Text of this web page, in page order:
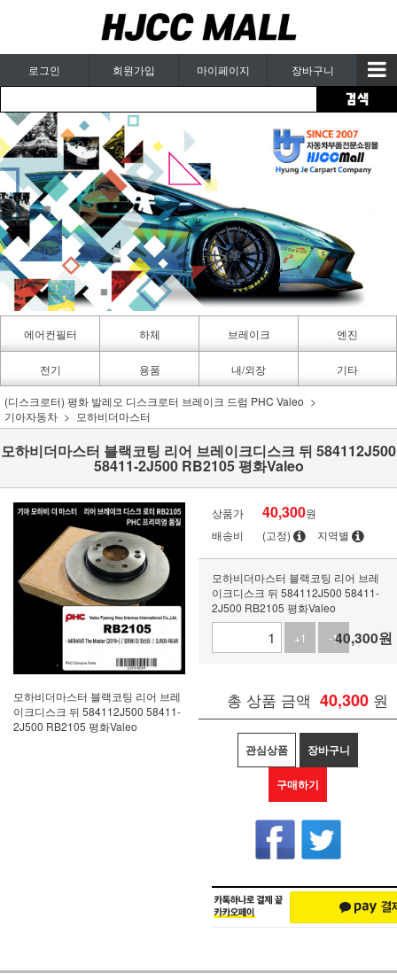
로그인 회원가입 마이페이지 장바구니
에어컨필터
카페인트
하체 브레이크 엔진
전기 용품 내/외장 기타
(디스크로터) 평화 발레오 디스크로터 브레이크 드럼 PHC Valeo
기아자동차
모하비더마스터
모하비더마스터 블랙코팅 리어 브레이크디스크 뒤 584112J500
58411-2J500 RB2105 평화Valeo
모하비더마스터 블랙코팅 리어 브레
이크디스크 뒤 584112J500 58411-
2J500 RB2105 평화Valeo
상품가 40,300원
배송비
(고정) 지역별
모하비더마스터 블랙코팅 리어 브레
이크디스크 뒤 584112J500 58411-
2J500 RB2105 평화Valeo
+1
-140,300원
총 상품 금액 40,300 원
관심상품 장바구니
구매하기